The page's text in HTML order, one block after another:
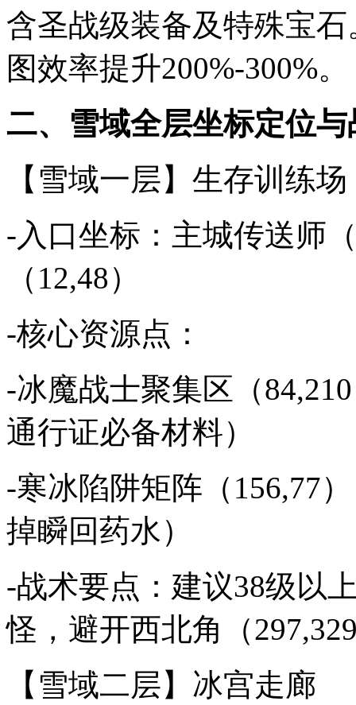
含圣战级装备及特殊宝
图效率提升200%-300%。
二、雪域全层坐标定位
【雪域一层】生存训练场
-入口坐标：主城传送师
（12,48）
-核心资源点：
-冰魔战士聚集区（
通行证必备材料）
-寒冰陷阱矩阵（156,77
掉瞬回药水）
-战术要点：建议38级以
怪，避开西北角（
【雪域二层】冰宫走廊